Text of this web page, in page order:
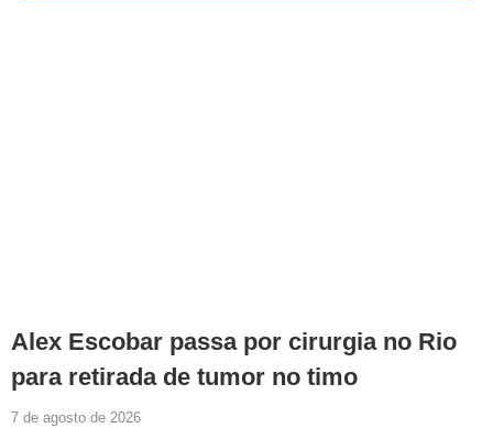
Alex Escobar passa por cirurgia no Rio
para retirada de tumor no timo
7 de agosto de 2026